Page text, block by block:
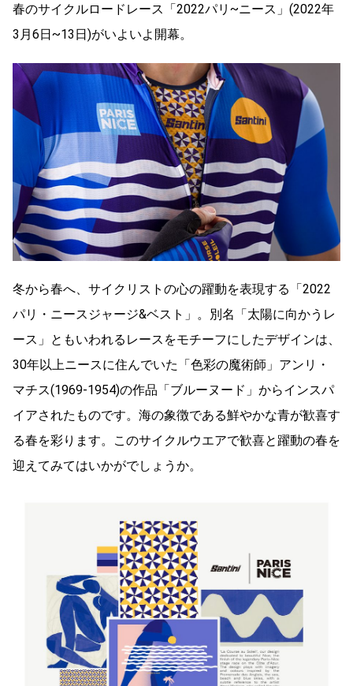
春のサイクルロードレース「2022パリ~ニース」(2022年
3月6日~13日)がいよいよ開幕。
冬から春へ、サイクリストの心の躍動を表現する「2022
パリ・ニースジャージ&ベスト」。別名「太陽に向かうレ
ース」ともいわれるレースをモチーフにしたデザインは、
30年以上ニースに住んでいた「色彩の魔術師」アンリ・
マチス(1969-1954)の作品「ブルーヌード」からインスパ
イアされたものです。海の象徴である鮮やかな青が歓喜す
る春を彩ります。このサイクルウエアで歓喜と躍動の春を
迎えてみてはいかがでしょうか。